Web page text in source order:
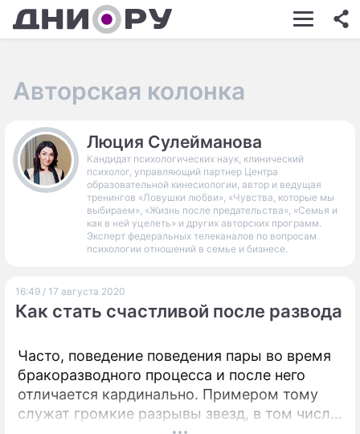
ШОУ-БИЗНЕС
КИНО
ЗДОРОВЬЕ
ЭКОНОМИКА
ПРОИСШЕСТВИЯ
СЕРИАЛЫ
ИГРЫ
ПРЕСС-РЕЛИЗЫ
О ПРОЕКТЕ
Авторская колонка
Люция Сулейманова
Кандидат психологических наук, клинический
психолог, управляющий партнер Центра
образовательной кинесиологии, автор и ведущая
тренингов «Ловушки любви», «Чувства, которые мы
выбираем», «Жизнь после предательства», «Семья и
как в ней уцелеть» и других авторских программ.
Эксперт федеральных телеканалов по вопросам
психологии отношений в семье и бизнесе.
16:49 / 17 августа 2020
Как стать счастливой после развода
Часто, поведение поведения пары во время
бракоразводного процесса и после него
отличается кардинально. Примером тому
служат громкие разрывы звезд, в том числе